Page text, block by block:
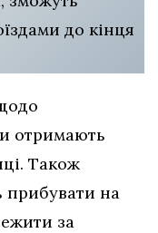
до кінця
отримають
Також
прибувати на
за